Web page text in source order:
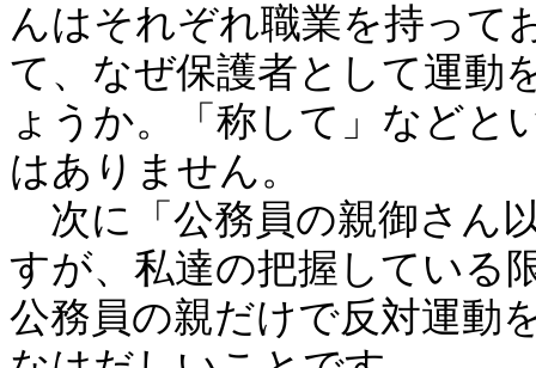
んはそれぞれ職業を持って
て、なぜ保護者として運動
ょうか。「称して」などと
はありません。
次に「公務員の親御さん
すが、私達の把握している
公務員の親だけで反対運動